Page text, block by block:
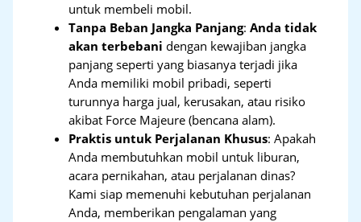
untuk membeli mobil.
Tanpa Beban Jangka Panjang:Anda tidak
akan terbebani dengan kewajiban jangka
panjang seperti yang biasanya terjadi jika
Anda memiliki mobil pribadi, seperti
turunnya harga jual, kerusakan, atau risiko
akibat Force Majeure (bencana alam).
Praktis untuk Perjalanan Khusus: Apakah
Anda membutuhkan mobil untuk liburan,
acara pernikahan, atau perjalanan dinas?
Kami siap memenuhi kebutuhan perjalanan
Anda, memberikan pengalaman yang